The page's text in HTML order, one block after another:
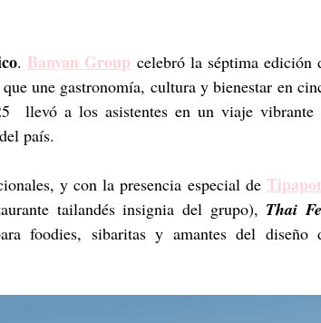
. Banyan Group celebró la séptima edición
que une gastronomía, cultura y bienestar en
llevó a los asistentes en un viaje vibrante
país.
y con la presencia especial de
tailandés insignia del grupo), Thai
foodies, sibaritas y amantes del diseño